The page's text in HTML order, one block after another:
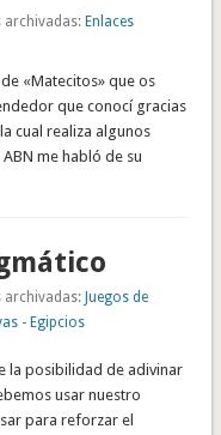
archivadas:Enlaces
«Matecitos» que os
que conocí gracias
cual realiza algunos
me habló de su
archivadas: Juegos de
- Egipcios
la posibilidad de adivinar
usar nuestro
para reforzar el